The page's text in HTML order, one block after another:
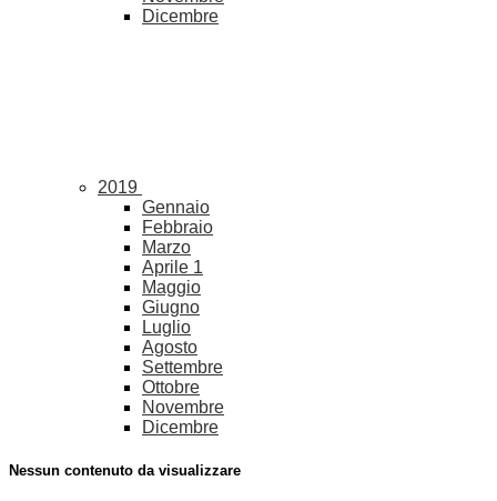
Dicembre
2019
Gennaio
Febbraio
Marzo
Aprile 1
Maggio
Giugno
Luglio
Agosto
Settembre
Ottobre
Novembre
Dicembre
Nessun contenuto da visualizzare